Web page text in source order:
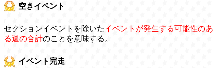
空きイベント
セクションイベントを除いたイベントが発生する可能性のあ
る週の合計のことを意味する。
イベント完走